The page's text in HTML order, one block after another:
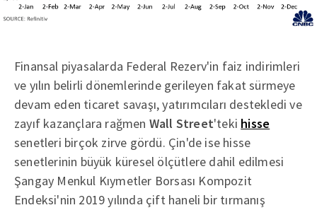
Finansal piyasalarda Federal Rezerv'in faiz indirimleri
ve yılın belirli dönemlerinde gerileyen fakat sürmeye
devam eden ticaret savaşı, yatırımcıları destekledi ve
zayıf kazançlara rağmen Wall Street'teki hisse
senetleri birçok zirve gördü. Çin'de ise hisse
senetlerinin büyük küresel ölçütlere dahil edilmesi
Şangay Menkul Kıymetler Borsası Kompozit
Endeksi'nin 2019 yılında çift haneli bir tırmanış